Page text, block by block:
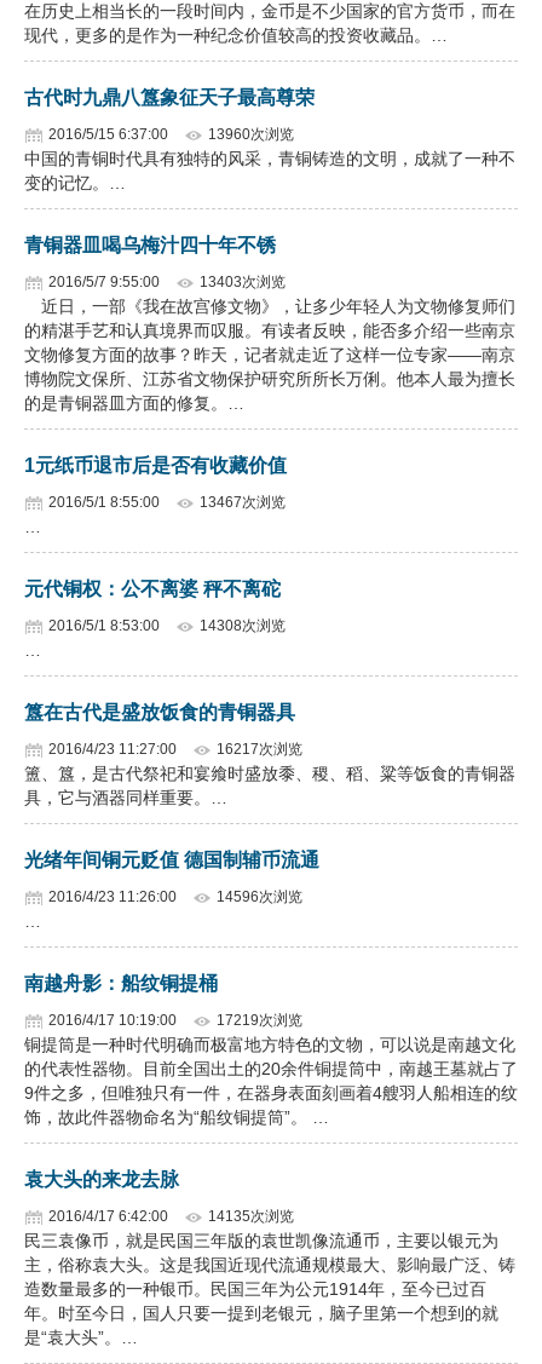
在历史上相当长的一段时间内，金币是不少国家的官方货币，而在
现代，更多的是作为一种纪念价值较高的投资收藏品。…
古代时九鼎八簋象征天子最高尊荣
2016/5/15 6:37:00 13960次浏览
中国的青铜时代具有独特的风采，青铜铸造的文明，成就了一种不
变的记忆。…
青铜器皿喝乌梅汁四十年不锈
2016/5/7 9:55:00 13403次浏览
近日，一部《我在故宫修文物》，让多少年轻人为文物修复师们
的精湛手艺和认真境界而叹服。有读者反映，能否多介绍一些南京
文物修复方面的故事？昨天，记者就走近了这样一位专家——南京
博物院文保所、江苏省文物保护研究所所长万俐。他本人最为擅长
的是青铜器皿方面的修复。…
1元纸币退市后是否有收藏价值
2016/5/1 8:55:00 13467次浏览
元代铜权：公不离婆 秤不离砣
2016/5/1 8:53:00 14308次浏览
簋在古代是盛放饭食的青铜器具
2016/4/23 11:27:00 16217次浏览
簠、簋，是古代祭祀和宴飨时盛放黍、稷、稻、粱等饭食的青铜器
具，它与酒器同样重要。…
光绪年间铜元贬值 德国制辅币流通
2016/4/23 11:26:00 14596次浏览
南越舟影：船纹铜提桶
2016/4/17 10:19:00 17219次浏览
铜提筒是一种时代明确而极富地方特色的文物，可以说是南越文化
的代表性器物。目前全国出土的20余件铜提筒中，南越王墓就占了
9件之多，但唯独只有一件，在器身表面刻画着4艘羽人船相连的纹
饰，故此件器物命名为“船纹铜提筒”。 …
袁大头的来龙去脉
2016/4/17 6:42:00 14135次浏览
民三袁像币，就是民国三年版的袁世凯像流通币，主要以银元为
主，俗称袁大头。这是我国近现代流通规模最大、影响最广泛、铸
造数量最多的一种银币。民国三年为公元1914年，至今已过百
年。时至今日，国人只要一提到老银元，脑子里第一个想到的就
是“袁大头”。…